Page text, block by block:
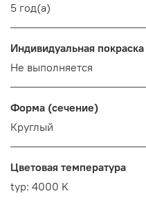
5 год(а)
Индивидуальная покраска
Не выполняется
Форма (сечение)
Круглый
Цветовая температура
typ: 4000 K